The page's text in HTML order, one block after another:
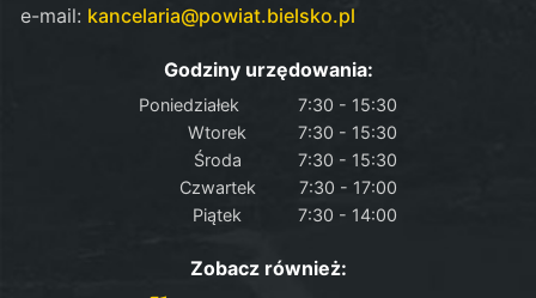
e-mail: kancelaria@powiat.bielsko.pl
Godziny urzędowania:
Poniedziałek
7:30 - 15:30
Wtorek
7:30 - 15:30
Środa
7:30 - 15:30
Czwartek
7:30 - 17:00
Piątek
7:30 - 14:00
Zobacz również: